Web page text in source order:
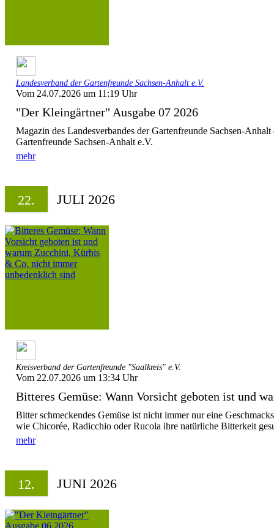
Landesverband der Gartenfreunde Sachsen-Anhalt e.V.
Vom 24.07.2026 um 11:19 Uhr
"Der Kleingärtner" Ausgabe 07 2026
Magazin des Landesverbandes der Gartenfreunde Sachsen-
Gartenfreunde Sachsen-Anhalt e.V.
mehr
22. JULI 2026
Kreisverband der Gartenfreunde "Saalkreis" e.V.
Vom 22.07.2026 um 13:34 Uhr
Bitteres Gemüse: Wann Vorsicht geboten ist und
Bitter schmeckendes Gemüse ist nicht immer nur eine
wie Chicorée, Radicchio oder Rucola ihre natürliche Bitterkeit
mehr
12. JUNI 2026